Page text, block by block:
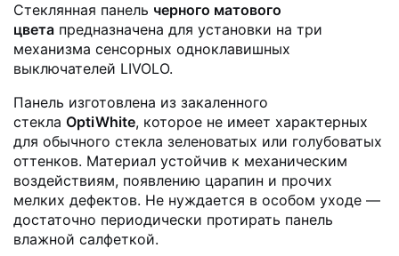
Стеклянная панель черного матового
цвета предназначена для установки на три
механизма сенсорных одноклавишных
выключателей LIVOLO.
Панель изготовлена из закаленного
стекла OptiWhite, которое не имеет характерных
для обычного стекла зеленоватых или голубоватых
оттенков. Материал устойчив к механическим
воздействиям, появлению царапин и прочих
мелких дефектов. Не нуждается в особом уходе —
достаточно периодически протирать панель
влажной салфеткой.